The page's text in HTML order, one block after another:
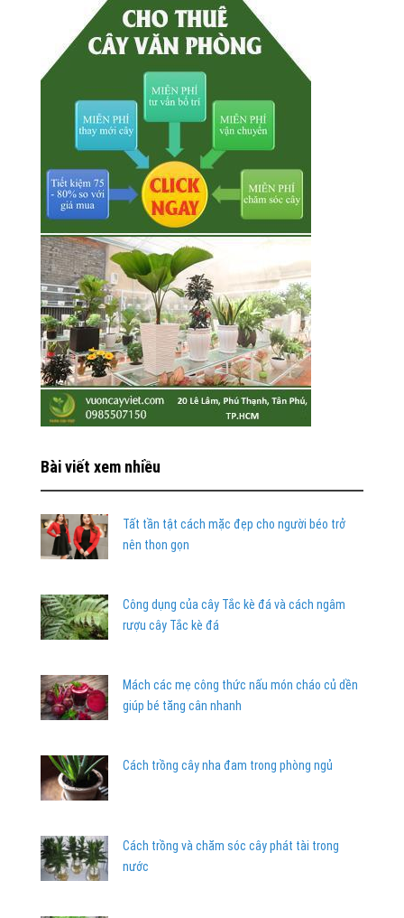
Bài viết xem nhiều
Tất tần tật cách mặc đẹp cho người béo trở
nên thon gọn
Công dụng của cây Tắc kè đá và cách ngâm
rượu cây Tắc kè đá
Mách các mẹ công thức nấu món cháo củ dền
giúp bé tăng cân nhanh
Cách trồng cây nha đam trong phòng ngủ
Cách trồng và chăm sóc cây phát tài trong
nước